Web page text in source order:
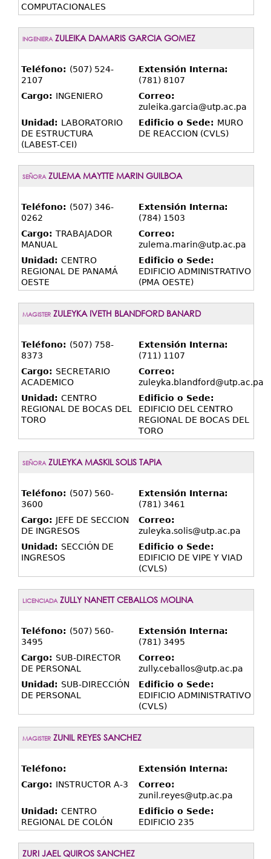
COMPUTACIONALES
INGENIERA ZULEIKA DAMARIS GARCIA GOMEZ
Teléfono: (507) 524-
2107
Extensión Interna:
(781) 8107
Cargo: INGENIERO
Correo:
zuleika.garcia@utp.ac.pa
Unidad: LABORATORIO
DE ESTRUCTURA
(LABEST-CEI)
Edificio o Sede: MURO
DE REACCION (CVLS)
SEÑORA ZULEMA MAYTTE MARIN GUILBOA
Teléfono: (507) 346-
0262
Extensión Interna:
(784) 1503
Cargo: TRABAJADOR
MANUAL
Correo:
zulema.marin@utp.ac.pa
Unidad: CENTRO
REGIONAL DE PANAMÁ
OESTE
Edificio o Sede:
EDIFICIO ADMINISTRATIVO
(PMA OESTE)
MAGISTER ZULEYKA IVETH BLANDFORD BANARD
Teléfono: (507) 758-
8373
Extensión Interna:
(711) 1107
Cargo: SECRETARIO
ACADEMICO
Correo:
zuleyka.blandford@utp.ac.pa
Unidad: CENTRO
REGIONAL DE BOCAS DEL
TORO
Edificio o Sede:
EDIFICIO DEL CENTRO
REGIONAL DE BOCAS DEL
TORO
SEÑORA ZULEYKA MASKIL SOLIS TAPIA
Teléfono: (507) 560-
3600
Extensión Interna:
(781) 3461
Cargo: JEFE DE SECCION
DE INGRESOS
Correo:
zuleyka.solis@utp.ac.pa
Unidad: SECCIÓN DE
INGRESOS
Edificio o Sede:
EDIFICIO DE VIPE Y VIAD
(CVLS)
LICENCIADA ZULLY NANETT CEBALLOS MOLINA
Teléfono: (507) 560-
3495
Extensión Interna:
(781) 3495
Cargo: SUB-DIRECTOR
DE PERSONAL
Correo:
zully.ceballos@utp.ac.pa
Unidad: SUB-DIRECCIÓN
DE PERSONAL
Edificio o Sede:
EDIFICIO ADMINISTRATIVO
(CVLS)
MAGISTER ZUNIL REYES SANCHEZ
Teléfono:
Extensión Interna:
Cargo: INSTRUCTOR A-3
Correo:
zunil.reyes@utp.ac.pa
Unidad: CENTRO
REGIONAL DE COLÓN
Edificio o Sede:
EDIFICIO 235
ZURI JAEL QUIROS SANCHEZ